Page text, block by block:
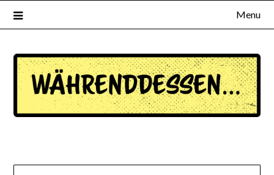
Menu